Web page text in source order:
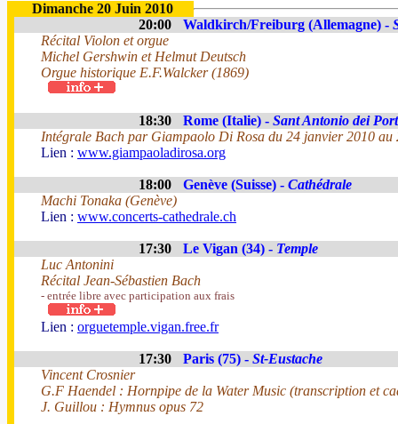
Dimanche 20 Juin 2010
20:00
Waldkirch/Freiburg (Allemagne) -
Récital Violon et orgue
Michel Gershwin et Helmut Deutsch
Orgue historique E.F.Walcker (1869)
18:30 Rome (Italie) - Sant Antonio dei
Intégrale Bach par Giampaolo Di Rosa du 24 janvier 2010 au
Lien : www.giampaoladirosa.org
18:00 Genève (Suisse) - Cathédrale
Machi Tonaka (Genève)
Lien : www.concerts-cathedrale.ch
17:30 Le Vigan (34) - Temple
Luc Antonini
Récital Jean-Sébastien Bach
- entrée libre avec participation aux frais
Lien : orguetemple.vigan.free.fr
17:30 Paris (75) - St-Eustache
Vincent Crosnier
G.F Haendel : Hornpipe de la Water Music (transcription et
J. Guillou : Hymnus opus 72